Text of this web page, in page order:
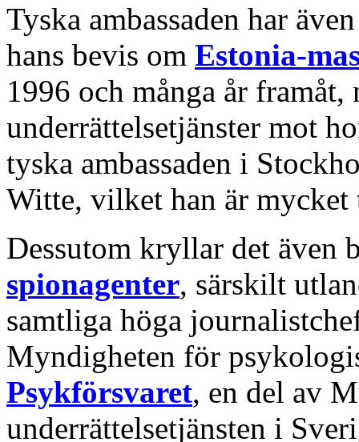
Tyska ambassaden har
hans bevis om Estonia-
1996 och många år framåt,
underrättelsetjänster mot
tyska ambassaden i
Witte, vilket han är mycket
Dessutom kryllar det även
spionagenter, särskilt
samtliga höga
Myndigheten för
Psykförsvaret, en del av
underrättelsetjänsten i